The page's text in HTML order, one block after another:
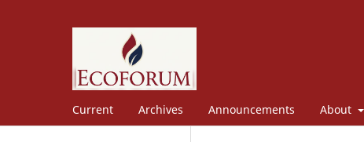
Current Archives Announcements About